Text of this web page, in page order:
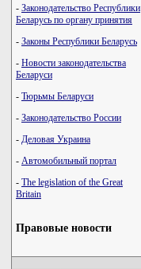
- Законодательство Республики
Беларусь по органу принятия
- Законы Республики Беларусь
- Новости законодательства
Беларуси
- Тюрьмы Беларуси
- Законодательство России
- Деловая Украина
- Автомобильный портал
- The legislation of the Great
Britain
Правовые новости